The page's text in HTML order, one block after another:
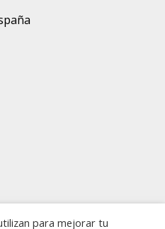
para mejorar tu